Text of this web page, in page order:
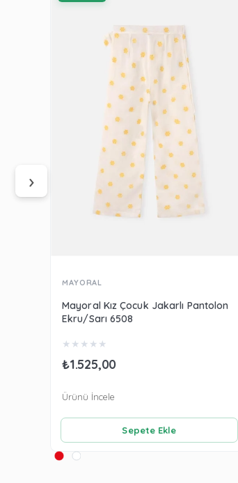
MAYORAL
Mayoral Kız Çocuk Jakarlı Pantolon
Ekru/Sarı 6508
★ ★ ★ ★ ★
₺1.525,00
Sepete Ekle
Ürünü İncele
‹
›